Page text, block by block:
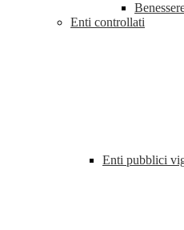
Enti controllati
Enti pubblici